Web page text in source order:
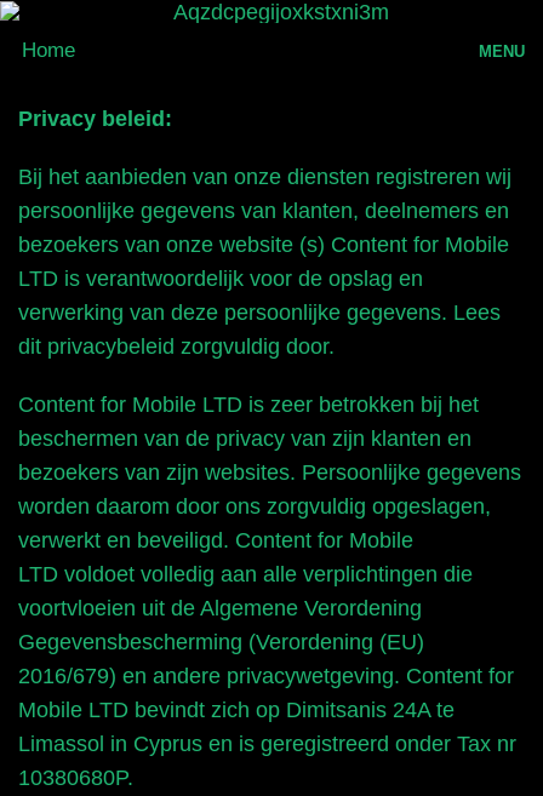
Home MENU
Games
Inloggen
Privacy beleid:
Bij het aanbieden van onze diensten registreren wij
persoonlijke gegevens van klanten, deelnemers en
bezoekers van onze website (s) Content for Mobile
LTD is verantwoordelijk voor de opslag en
verwerking van deze persoonlijke gegevens. Lees
dit privacybeleid zorgvuldig door.
Content for Mobile LTD is zeer betrokken bij het
beschermen van de privacy van zijn klanten en
bezoekers van zijn websites. Persoonlijke gegevens
worden daarom door ons zorgvuldig opgeslagen,
verwerkt en beveiligd. Content for Mobile
LTD voldoet volledig aan alle verplichtingen die
voortvloeien uit de Algemene Verordening
Gegevensbescherming (Verordening (EU)
2016/679) en andere privacywetgeving. Content for
Mobile LTD bevindt zich op Dimitsanis 24A te
Limassol in Cyprus en is geregistreerd onder Tax nr
10380680P.